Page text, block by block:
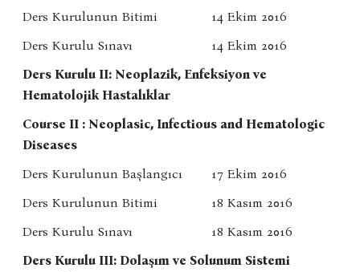
Ders Kurulunun Bitimi
14 Ekim 2016
Ders Kurulu Sınavı
14 Ekim 2016
Ders Kurulu II: Neoplazik, Enfeksiyon ve
Hematolojik Hastalıklar
Course II : Neoplasic, Infectious and Hematologic
Diseases
Ders Kurulunun Başlangıcı
17 Ekim 2016
Ders Kurulunun Bitimi
18 Kasım 2016
Ders Kurulu Sınavı
18 Kasım 2016
Ders Kurulu III: Dolaşım ve Solunum Sistemi